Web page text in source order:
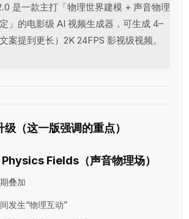
是一款主打「物理世界建模 + 声音物理
」的电影级 AI 视频生成器，可生成 4–
案提到更长）2K 24FPS 影视级视频。
（这一版强调的重点）
Fields（声音物理场）
叠加
发生“物理互动”